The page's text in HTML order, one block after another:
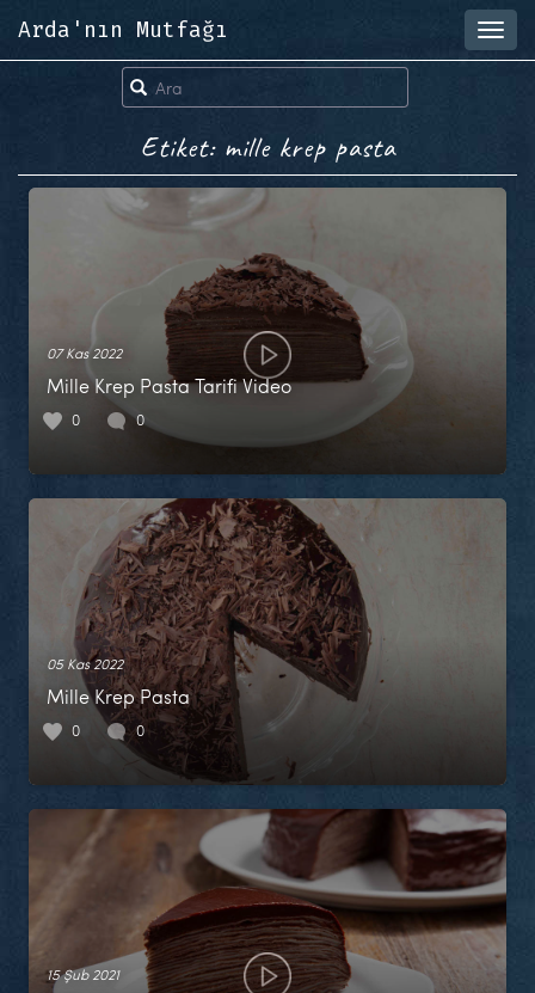
Arda'nın Mutfağı
Etiket: mille krep pasta
07 Kas 2022
Mille Krep Pasta Tarifi Video
0 0
05 Kas 2022
Mille Krep Pasta
0 0
15 Şub 2021